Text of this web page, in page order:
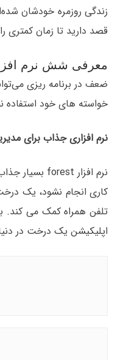
زندگی روزمره خودشان
قصد دارید تا زمان کمتری
معرفی شش نرم
ضعف در برنامه ریزی
خواسته های خود استفاده
نرم افزاری جذاب برای
اپلیکیشن یک درخت در